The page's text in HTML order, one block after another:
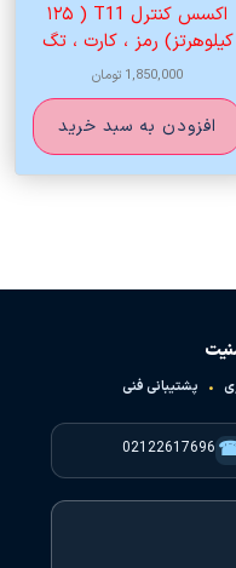
اکسس کنترل T11 ( ۱۲۵
کیلوهرتز) رمز ، کارت ، تگ
1,850,000 تومان
افزودن به سبد خرید
• پشتیبانی فنی
02122617696